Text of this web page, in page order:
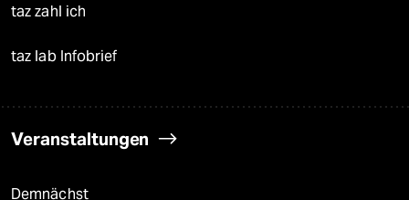
taz zahl ich
taz lab Infobrief
Veranstaltungen
Demnächst